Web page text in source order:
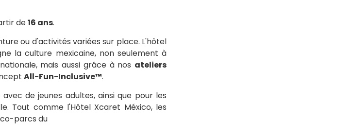
de16 ans.
ou d'activités variées sur place. L'hôtel
la culture mexicaine, non seulement à
mais aussi grâce à nos ateliers
All-Fun-Inclusive™.
de jeunes adultes, ainsi que pour les
Tout comme l'Hôtel Xcaret México, les
parcs du